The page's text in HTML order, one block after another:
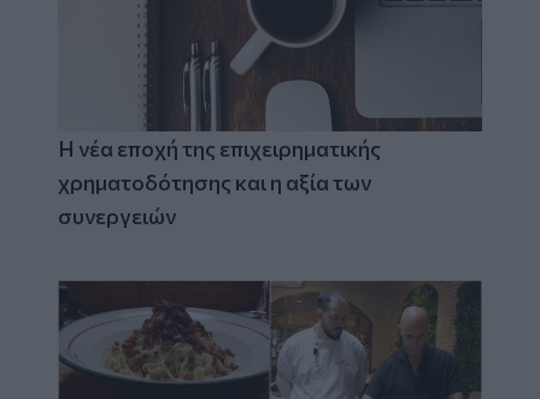
Η νέα εποχή της επιχειρηματικής
χρηματοδότησης και η αξία των
συνεργειών